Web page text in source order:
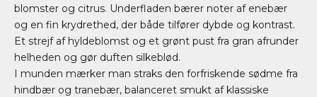
blomster og citrus. Underfladen bærer noter af enebær
og en fin krydrethed, der både tilfører dybde og kontrast.
Et strejf af hyldeblomst og et grønt pust fra gran afrunder
helheden og gør duften silkeblød.
I munden mærker man straks den forfriskende sødme fra
hindbær og tranebær, balanceret smukt af klassiske